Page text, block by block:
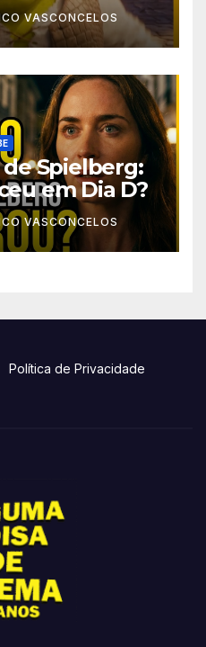
VASCONCELOS
Spielberg:
em Dia D?
VASCONCELOS
Política de Privacidade